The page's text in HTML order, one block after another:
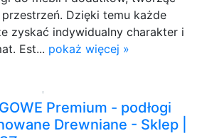
Dzięki temu każde
zyskać indywidualny charakter i
Est... pokaż więcej »
Premium - podłogi
Drewniane - Sklep |